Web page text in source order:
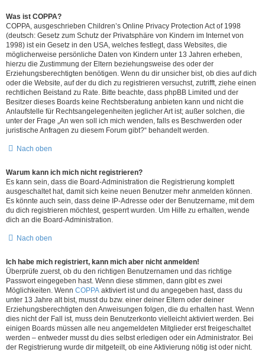
Was ist COPPA?
COPPA, ausgeschrieben Children’s Online Privacy Protection Act of 1998
(deutsch: Gesetz zum Schutz der Privatsphäre von Kindern im Internet von
1998) ist ein Gesetz in den USA, welches festlegt, dass Websites, die
möglicherweise persönliche Daten von Kindern unter 13 Jahren erheben,
hierzu die Zustimmung der Eltern beziehungsweise des oder der
Erziehungsberechtigten benötigen. Wenn du dir unsicher bist, ob dies auf dich
oder die Website, auf der du dich zu registrieren versuchst, zutrifft, ziehe einen
rechtlichen Beistand zu Rate. Bitte beachte, dass phpBB Limited und der
Besitzer dieses Boards keine Rechtsberatung anbieten kann und nicht die
Anlaufstelle für Rechtsangelegenheiten jeglicher Art ist; außer solchen, die
unter der Frage „An wen soll ich mich wenden, falls es Beschwerden oder
juristische Anfragen zu diesem Forum gibt?“ behandelt werden.
Nach oben
Warum kann ich mich nicht registrieren?
Es kann sein, dass die Board-Administration die Registrierung komplett
ausgeschaltet hat, damit sich keine neuen Benutzer mehr anmelden können.
Es könnte auch sein, dass deine IP-Adresse oder der Benutzername, mit dem
du dich registrieren möchtest, gesperrt wurden. Um Hilfe zu erhalten, wende
dich an die Board-Administration.
Nach oben
Ich habe mich registriert, kann mich aber nicht anmelden!
Überprüfe zuerst, ob du den richtigen Benutzernamen und das richtige
Passwort eingegeben hast. Wenn diese stimmen, dann gibt es zwei
Möglichkeiten. Wenn COPPA aktiviert ist und du angegeben hast, dass du
unter 13 Jahre alt bist, musst du bzw. einer deiner Eltern oder deiner
Erziehungsberechtigten den Anweisungen folgen, die du erhalten hast. Wenn
dies nicht der Fall ist, muss dein Benutzerkonto vielleicht aktiviert werden. Bei
einigen Boards müssen alle neu angemeldeten Mitglieder erst freigeschaltet
werden – entweder musst du dies selbst erledigen oder ein Administrator. Bei
der Registrierung wurde dir mitgeteilt, ob eine Aktivierung nötig ist oder nicht.